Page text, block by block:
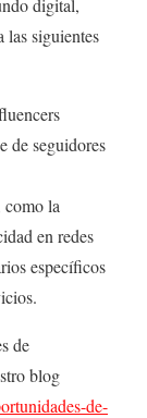
las siguientes
de seguidores
la
en redes
específicos
de
blog
de-